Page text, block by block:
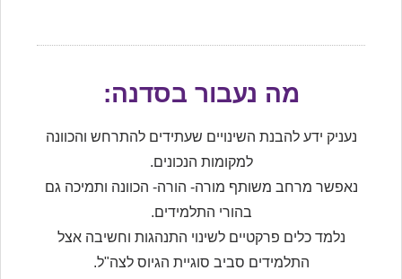
מה נעבור בסדנה:
נעניק ידע להבנת השינויים שעתידים להתרחש והכוונה
למקומות הנכונים.
נאפשר מרחב משותף מורה- הורה- הכוונה ותמיכה גם
בהורי התלמידים.
נלמד כלים פרקטיים לשינוי התנהגות וחשיבה אצל
התלמידים סביב סוגיית הגיוס לצה"ל.